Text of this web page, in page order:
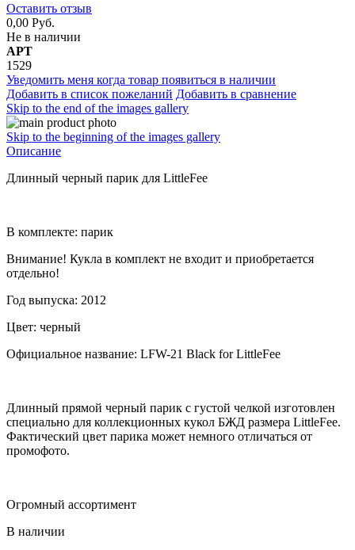
Оставить отзыв
0,00 Руб.
Не в наличии
АРТ
1529
Уведомить меня когда товар появиться в наличии
Добавить в список пожеланий Добавить в сравнение
Skip to the end of the images gallery
Skip to the beginning of the images gallery
Описание
Длинный черный парик для LittleFee
В комплекте: парик
Внимание! Кукла в комплект не входит и приобретается
отдельно!
Год выпуска: 2012
Цвет: черный
Официальное название: LFW-21 Black for LittleFee
Длинный прямой черный парик с густой челкой изготовлен
специально для коллекционных кукол БЖД размера LittleFee.
Фактический цвет парика может немного отличаться от
промофото.
Огромный ассортимент
В наличии